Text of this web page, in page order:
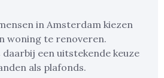
in Amsterdam kiezen
woning te renoveren.
daarbij een uitstekende keuze
als plafonds.